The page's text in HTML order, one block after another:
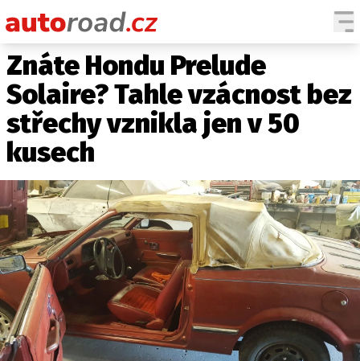
AUTA
TESTY AUT
NOVINKY
HISTORIE
ZAJÍMAVOSTI
TECHNIKA
EKONOMIKA
ČESKÝ TRH
TUNING
PROFI
Znáte Hondu Prelude
Solaire? Tahle vzácnost bez
střechy vznikla jen v 50
kusech